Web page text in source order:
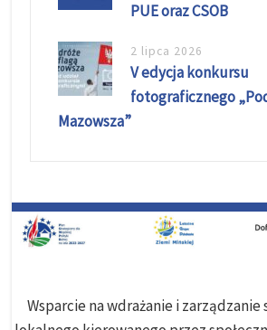
PUE oraz CSOB
2 lipca 2026
V edycja konkursu
fotograficznego
Mazowsza”
Wsparcie na wdrażanie i